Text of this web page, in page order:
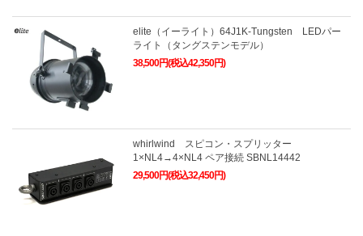
elite（イーライト）64J1K-Tungsten LEDパー
ライト（タングステンモデル）
38,500円(税込42,350円)
whirlwind スピコン・スプリッター
1×NL4→4×NL4 ペア接続 SBNL14442
29,500円(税込32,450円)